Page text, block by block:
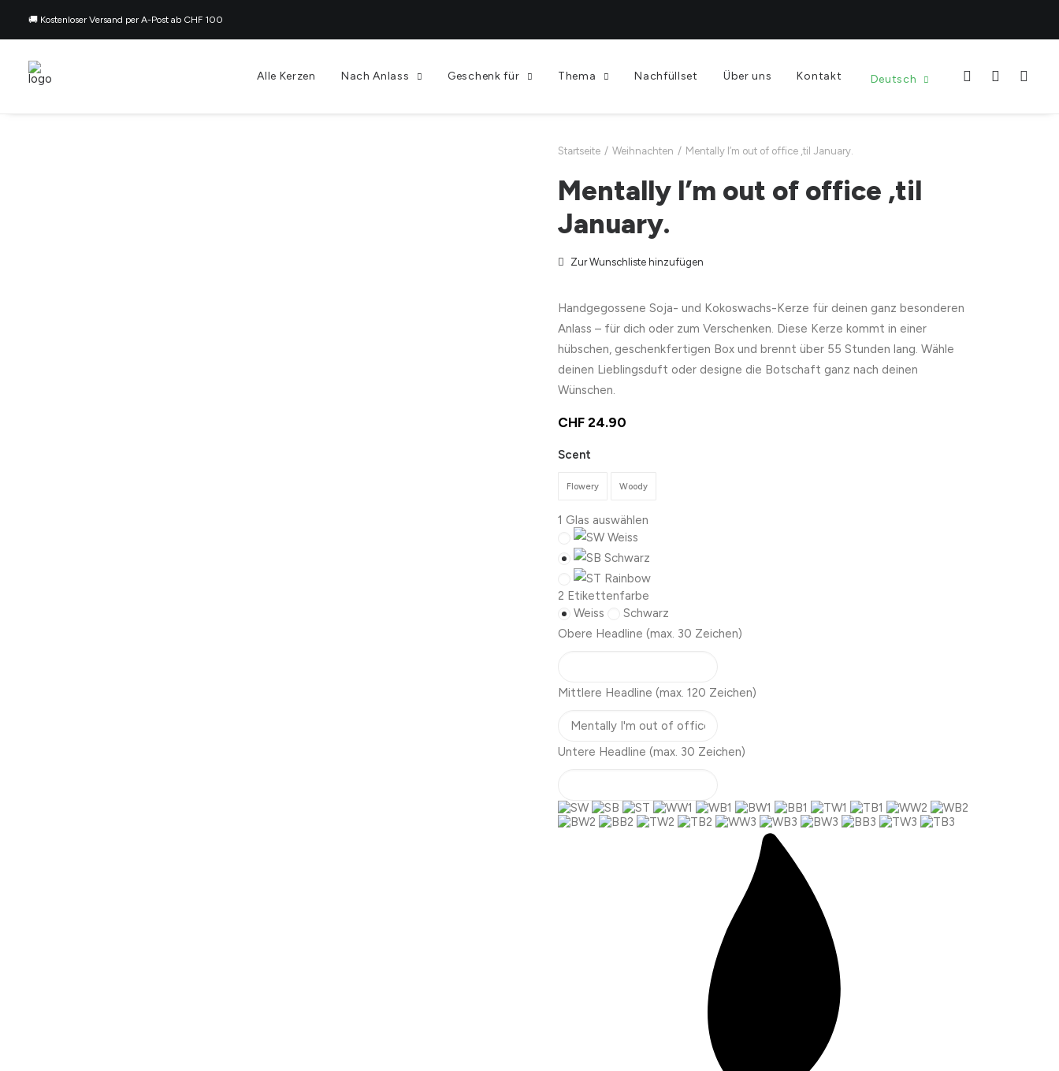
🚚 Kostenloser Versand per A-Post ab CHF 100
Alle Kerzen Nach Anlass Geschenk für Thema Nachfüllset Über uns Kontakt Deutsch
Startseite Weihnachten Mentally I’m out of office ‚til January.
Mentally I’m out of office ‚til
January.
Zur Wunschliste hinzufügen
Handgegossene Soja- und Kokoswachs-Kerze für deinen ganz besonderen
Anlass – für dich oder zum Verschenken. Diese Kerze kommt in einer
hübschen, geschenkfertigen Box und brennt über 55 Stunden lang. Wähle
deinen Lieblingsduft oder designe die Botschaft ganz nach deinen
Wünschen.
CHF 24.90
Scent
Flowery Woody
1 Glas auswählen
Weiss
Schwarz
Rainbow
2 Etikettenfarbe
Weiss
Schwarz
Obere Headline (max. 30 Zeichen)
Mittlere Headline (max. 120 Zeichen)
Untere Headline (max. 30 Zeichen)